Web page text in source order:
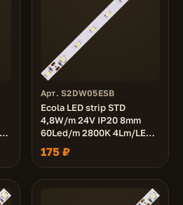
Арт. S2DW05ESB
Ecola LED strip STD
4,8W/m 24V IP20 8mm
60Led/m 2800K 4Lm/LED
240Lm/m светодиодная
лента на катушке 5м.
175 ₽